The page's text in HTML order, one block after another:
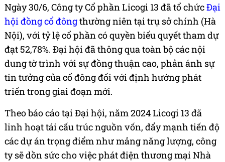
Ngày 30/6, Công ty Cổ phần Licogi 13 đã tổ chứcĐại
hội đồng cổ đôngthường niên tại trụ sở chính (Hà
Nội), với tỷ lệ cổ phần có quyền biểu quyết tham dự
đạt 52,78%. Đại hội đã thông qua toàn bộ các nội
dung tờ trình với sự đồng thuận cao, phản ánh sự
tin tưởng của cổ đông đối với định hướng phát
triển trong giai đoạn mới.
Theo báo cáo tại Đại hội, năm 2024 Licogi 13 đã
linh hoạt tái cấu trúc nguồn vốn, đẩy mạnh tiến độ
các dự án trọng điểm như mảng năng lượng, công
ty sẽ dồn sức cho việc phát điện thương mại Nhà